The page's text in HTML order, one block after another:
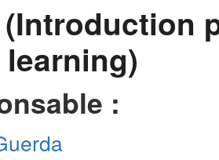
(Introduction
: